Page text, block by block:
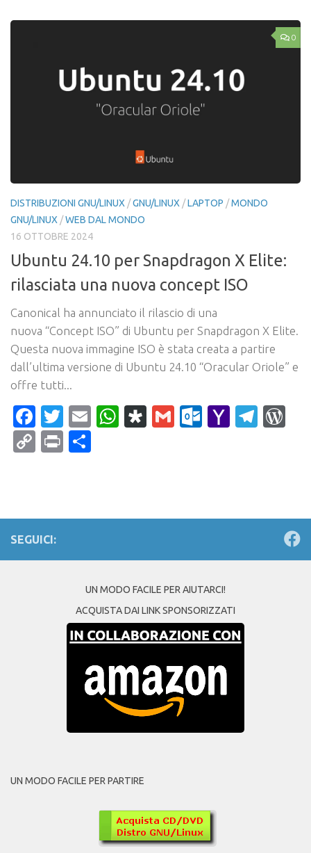
0
DISTRIBUZIONI GNU/LINUX /GNU/LINUX /LAPTOP /MONDO
GNU/LINUX /WEB DAL MONDO
16 OTTOBRE 2024
Ubuntu 24.10 per Snapdragon X Elite:
rilasciata una nuova concept ISO
Canonical ha annunciato il rilascio di una
nuova “Concept ISO” di Ubuntu per Snapdragon X Elite.
Questa nuova immagine ISO è stata creata a partire
dall’ultima versione di Ubuntu 24.10 “Oracular Oriole” e
offre tutti...
Facebook
Twitter
EmailWhatsApp
Diaspora
Gmail Yahoo
CopyPrint
SEGUICI:
UN MODO FACILE PER AIUTARCI!
ACQUISTA DAI LINK SPONSORIZZATI
UN MODO FACILE PER PARTIRE